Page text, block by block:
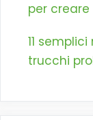
per
11
trucchi